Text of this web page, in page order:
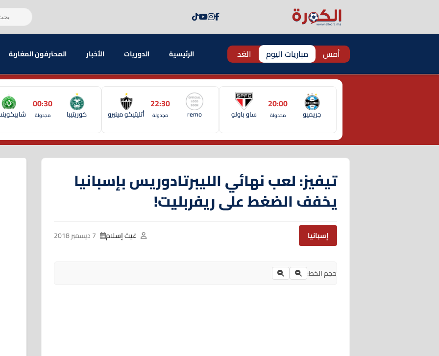
أمس مباريات اليوم الغد الرئيسية الدوريات الأخبار المحترفون المغاربة
جريميو
20:00
مجدولة ساو باولو remo
22:30
مجدولة أتليتيكو مينيرو كوريتيبا
00:30
مجدولة
تيفيز: لعب نهائي الليبرتادوريس بإسبانيا
يخفف الضغط على ريفربليت!
إسبانيا غيث إسلام
حجم الخط: